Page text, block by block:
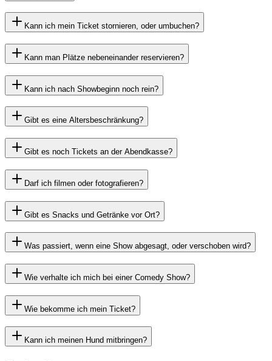
Kann ich mein Ticket stornieren, oder umbuchen?
Kann man Plätze nebeneinander reservieren?
Kann ich nach Showbeginn noch rein?
Gibt es eine Altersbeschränkung?
Gibt es noch Tickets an der Abendkasse?
Darf ich filmen oder fotografieren?
Gibt es Snacks und Getränke vor Ort?
Was passiert, wenn eine Show abgesagt, oder verschoben wird?
Wie verhalte ich mich bei einer Comedy Show?
Wie bekomme ich mein Ticket?
Kann ich meinen Hund mitbringen?